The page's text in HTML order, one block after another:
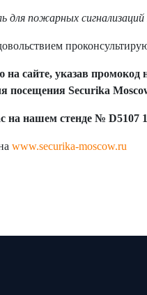
для пожарных сигнализаций
на сайте, указав
посещения Securika
на нашем стенде № D5107
www.securika-moscow.ru